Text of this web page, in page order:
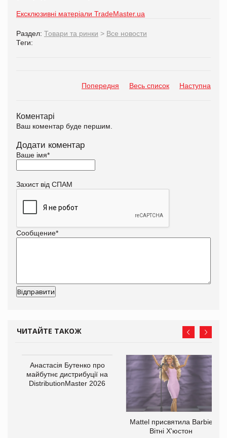
Ексклюзивні матеріали TradeMaster.ua
Раздел: Товари та ринки > Все новости
Теги:
Попередня Весь список Наступна
Коментарі
Ваш коментар буде першим.
Додати коментар
Ваше імя*
Захист від СПАМ
Сообщение*
ЧИТАЙТЕ ТАКОЖ
Анастасія Бутенко про
майбутнє дистрибуції на
DistributionMaster 2026
Mattel присвятила Barbie
Вітні Х'юстон